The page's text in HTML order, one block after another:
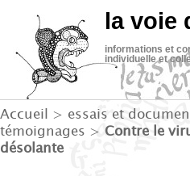
la voie
informations et
individuelle et
Accueil > essais et
témoignages > Contre le
désolante